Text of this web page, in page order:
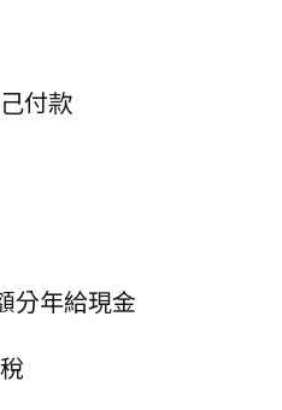
付款
分年給現金